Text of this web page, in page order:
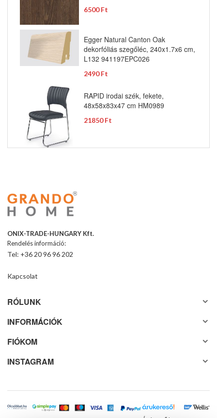
6500 Ft
Egger Natural Canton Oak
dekorfóliás szegőléc, 240x1.7x6 cm,
L132 941197EPC026
2490 Ft
RAPID irodai szék, fekete,
48x58x83x47 cm HM0989
21850 Ft
ONIX-TRADE-HUNGARY Kft.
Rendelés információ:
Tel: +36 20 96 96 202
Kapcsolat
RÓLUNK
INFORMÁCIÓK
FIÓKOM
INSTAGRAM